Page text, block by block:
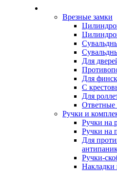
Врезные замки
Для
Для
С
Для
Ответные
Ручки и
Ручки на
Ручки на
Для
Ручки-
Накладки